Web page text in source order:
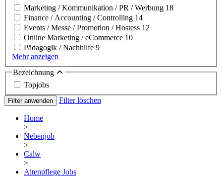
Marketing / Kommunikation / PR / Werbung 18
Finance / Accounting / Controlling 14
Events / Messe / Promotion / Hostess 12
Online Marketing / eCommerce 10
Pädagogik / Nachhilfe 9
Mehr anzeigen
Bezeichnung
Topjobs
Filter anwenden Filter löschen
Home
>
Nebenjob
>
Calw
>
Altenpflege Jobs